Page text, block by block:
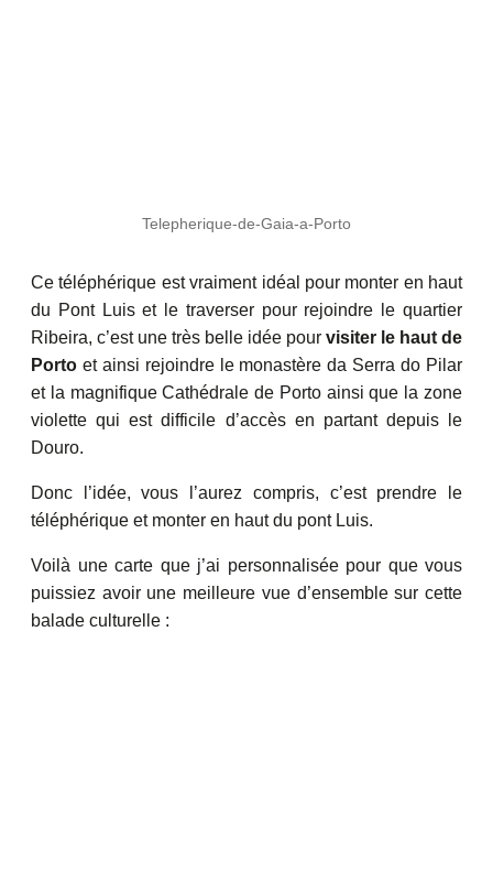
Telepherique-de-Gaia-a-Porto
Ce téléphérique est vraiment idéal pour monter en haut
du Pont Luis et le traverser pour rejoindre le quartier
Ribeira, c’est une très belle idée pour visiter le haut de
Porto et ainsi rejoindre le monastère da Serra do Pilar
et la magnifique Cathédrale de Porto ainsi que la zone
violette qui est difficile d’accès en partant depuis le
Douro.
Donc l’idée, vous l’aurez compris, c’est prendre le
téléphérique et monter en haut du pont Luis.
Voilà une carte que j’ai personnalisée pour que vous
puissiez avoir une meilleure vue d’ensemble sur cette
balade culturelle :